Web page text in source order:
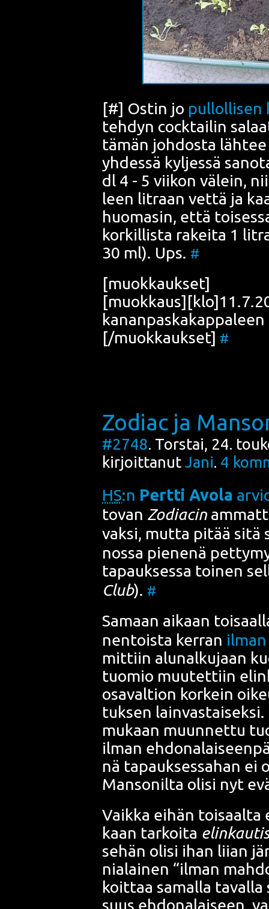
[#] Ostin jo pul­lol­li­sen
teh­dyn cock­tailin
tämän joh­dos­ta
yhdes­sä kyl­jes­sä
dl 4 - 5 vii­kon välein,
leen lit­raan vet­tä ja
huo­ma­sin, että
kor­kil­lis­ta rakei­ta 1
30 ml). Ups. #
[muok­kauk­set]
[/muokkaukset] #
Zodiac ja
#2748. Torstai, 24.
kirjoittanut Jani. 4
HS:n Pert­ti Avo­la
to­van Zodiacin
vak­si, mut­ta pitää sitä
nos­sa pie­ne­nä
tapauk­ses­sa toi­nen
Club). #
Samaan aikaan
nen­tois­ta ker­ran
mit­tiin alu­nal­ku­jaan
tuo­mio muu­tet­tiin
osa­val­tion kor­kein
tuk­sen lain­vas­tai­sek­si.
mukaan muun­net­tu
ilman
nä tapauk­ses­sa­han ei
Man­sonilta oli­si nyt
Vaik­ka eihän toi­saal­ta
kaan tar­koi­ta
sehän oli­si ihan lii­an
nia­lai­nen “ilman
koit­taa samal­la
suus ehdo­na­lai­seen,